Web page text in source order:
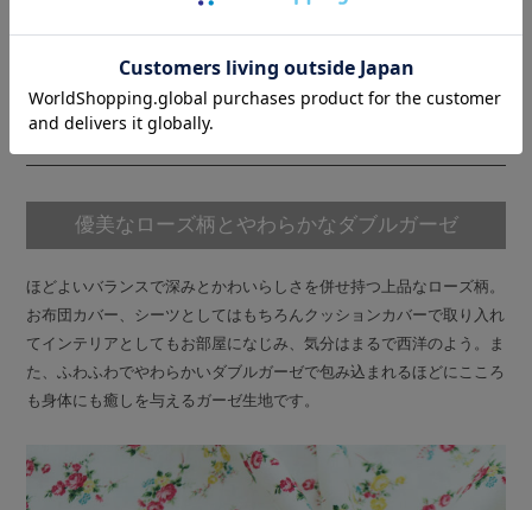
素材について
ずっと触れていたくなる綿100％ダブルガーゼ
優美なローズ柄とやわらかなダブルガーゼ
ほどよいバランスで深みとかわいらしさを併せ持つ上品なローズ柄。
お布団カバー、シーツとしてはもちろんクッションカバーで取り入れ
てインテリアとしてもお部屋になじみ、気分はまるで西洋のよう。ま
た、ふわふわでやわらかいダブルガーゼで包み込まれるほどにこころ
も身体にも癒しを与えるガーゼ生地です。